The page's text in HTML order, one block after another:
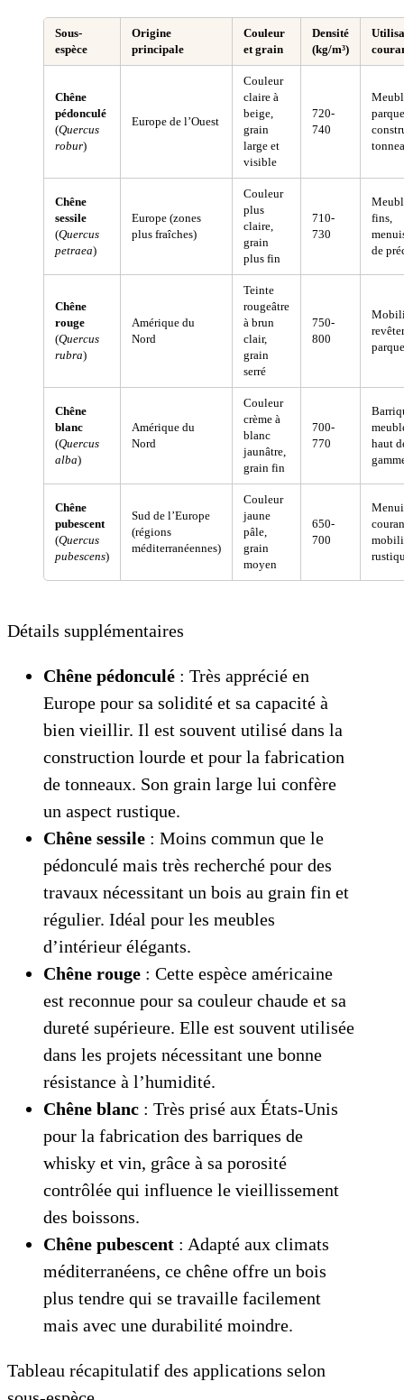
Sous-
espèce
Origine
principale
Couleur
et grain
Densité
(kg/m³)
Chêne
pédonculé
(Quercus
robur)
Europe de l’Ouest
Couleur
claire à
beige,
grain
large et
visible
720-
740
Chêne
sessile
(Quercus
petraea)
Europe (zones
plus fraîches)
Couleur
plus
claire,
grain
plus fin
710-
730
fins,
de
Chêne
rouge
(Quercus
rubra)
Amérique du
Nord
Teinte
rougeâtre
à brun
clair,
grain
serré
750-
800
Chêne
blanc
(Quercus
alba)
Amérique du
Nord
Couleur
crème à
blanc
jaunâtre,
grain fin
700-
770
haut
Chêne
pubescent
(Quercus
pubescens)
Sud de l’Europe
(régions
méditerranéennes)
Couleur
jaune
pâle,
grain
moyen
650-
700
Détails supplémentaires
Chêne pédonculé : Très apprécié en
Europe pour sa solidité et sa capacité à
bien vieillir. Il est souvent utilisé dans la
construction lourde et pour la fabrication
de tonneaux. Son grain large lui confère
un aspect rustique.
Chêne sessile : Moins commun que le
pédonculé mais très recherché pour des
travaux nécessitant un bois au grain fin et
régulier. Idéal pour les meubles
d’intérieur élégants.
Chêne rouge : Cette espèce américaine
est reconnue pour sa couleur chaude et sa
dureté supérieure. Elle est souvent utilisée
dans les projets nécessitant une bonne
résistance à l’humidité.
Chêne blanc : Très prisé aux États-Unis
pour la fabrication des barriques de
whisky et vin, grâce à sa porosité
contrôlée qui influence le vieillissement
des boissons.
Chêne pubescent : Adapté aux climats
méditerranéens, ce chêne offre un bois
plus tendre qui se travaille facilement
mais avec une durabilité moindre.
Tableau récapitulatif des applications selon